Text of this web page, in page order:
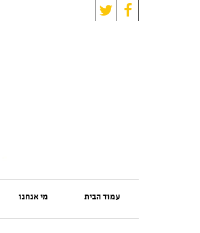
Facebook
Twitter
עמוד הבית מי אנחנו